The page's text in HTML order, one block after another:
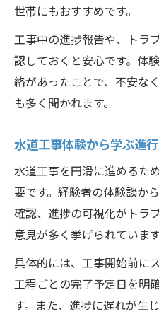
世帯にもおすすめです。
工事中の進捗報告や、トラ
認しておくと安心です。体
絡があったことで、不安な
も多く聞かれます。
水道工事体験から学ぶ進
水道工事を円滑に進めるた
要です。経験者の体験談か
確認、進捗の可視化がトラ
意見が多く挙げられています
具体的には、工事開始前に
工程ごとの完了予定日を明
す。また、進捗に遅れが生